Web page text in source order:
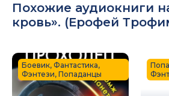
Похожие аудиокниги
кровь». (Ерофей
Боевик, Фантастика,
Фэнтези, Попаданцы